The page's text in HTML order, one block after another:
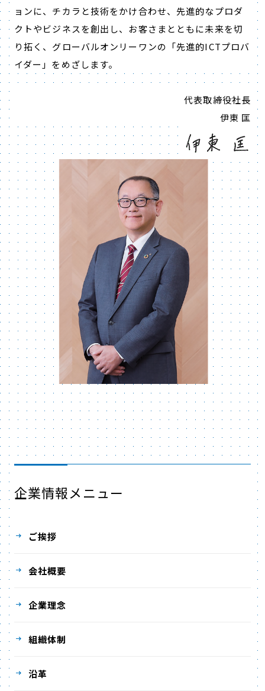
ョンに、チカラと技術をかけ合わせ、先進的なプロダ
クトやビジネスを創出し、お客さまとともに未来を切
り拓く、グローバルオンリーワンの「先進的ICTプロバ
イダー」をめざします。
代表取締役社長
伊東 匡
企業情報メニュー
ご挨拶
会社概要
企業理念
組織体制
沿革